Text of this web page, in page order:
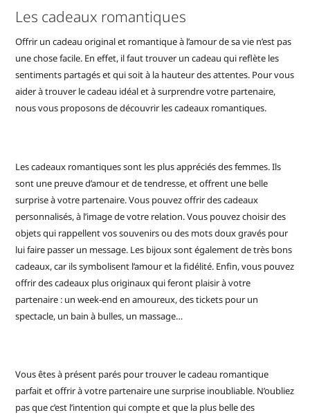
Les cadeaux romantiques
Offrir un cadeau original et romantique à l’amour de sa vie n’est pas
une chose facile. En effet, il faut trouver un cadeau qui reflète les
sentiments partagés et qui soit à la hauteur des attentes. Pour vous
aider à trouver le cadeau idéal et à surprendre votre partenaire,
nous vous proposons de découvrir les cadeaux romantiques.
Les cadeaux romantiques sont les plus appréciés des femmes. Ils
sont une preuve d’amour et de tendresse, et offrent une belle
surprise à votre partenaire. Vous pouvez offrir des cadeaux
personnalisés, à l’image de votre relation. Vous pouvez choisir des
objets qui rappellent vos souvenirs ou des mots doux gravés pour
lui faire passer un message. Les bijoux sont également de très bons
cadeaux, car ils symbolisent l’amour et la fidélité. Enfin, vous pouvez
offrir des cadeaux plus originaux qui feront plaisir à votre
partenaire : un week-end en amoureux, des tickets pour un
spectacle, un bain à bulles, un massage…
Vous êtes à présent parés pour trouver le cadeau romantique
parfait et offrir à votre partenaire une surprise inoubliable. N’oubliez
pas que c’est l’intention qui compte et que la plus belle des